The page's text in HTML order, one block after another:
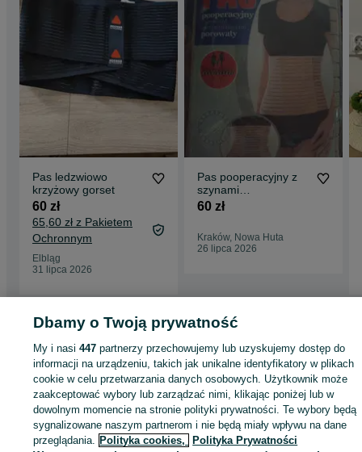
Pas ledzwiowo
krzyżowy gorset
60 zł
65,60 zł z Pakietem
Ochronnym
Elbląg
31 lipca 2026
Pas pooperacyjny z
szynami
usztywniającymi
60 zł
Kraków, Nowa Huta
26 lipca 2026
Strona główna Zdrowie i Uroda Sprzęt rehabilitacyjny i ortopedyczny
Wzgórza Krzesławickie
KATEGORIA
ID:1047243956 Wyświetlenia:
Dbamy o Twoją prywatność
My i nasi447 partnerzy przechowujemy lub uzyskujemy dostęp do
informacji na urządzeniu, takich jak unikalne identyfikatory w plikach
cookie w celu przetwarzania danych osobowych. Użytkownik może
zaakceptować wybory lub zarządzać nimi, klikając poniżej lub w
dowolnym momencie na stronie polityki prywatności. Te wybory będą
sygnalizowane naszym partnerom i nie będą miały wpływu na dane
przeglądania. Polityka cookies, Polityka Prywatności